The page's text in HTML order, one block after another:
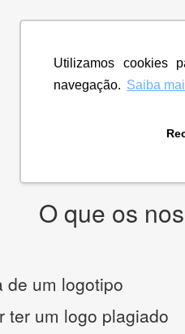
Utilizamos cookies
navegação. Saiba
* Prometemos não
qualquer tipo de
O que os
de um logotipo
ter um logo plagiado